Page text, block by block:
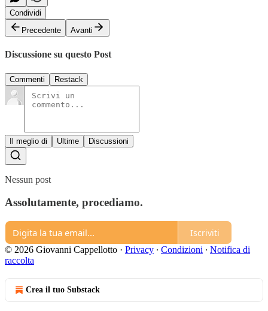
Condividi
Precedente
Avanti
Discussione su questo Post
Commenti Restack
Il meglio di Ultime Discussioni
Nessun post
Assolutamente, procediamo.
Iscriviti
© 2026 Giovanni Cappellotto · Privacy ∙ Condizioni ∙ Notifica di
raccolta
Crea il tuo Substack